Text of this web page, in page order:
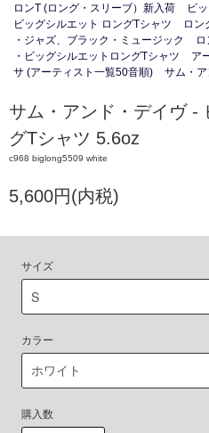
ロンT (ロング・スリーブ）新入荷
ビ
ビッグシルエット ロングTシャツ
ロン
・ジャズ、ブラック・ミュージック
・ビッグシルエットロングTシャツ
ア
サ (アーティスト一覧50音順)
サム・
サム・アンド・デイヴ -
グTシャツ 5.6oz
c968 biglong5509 white
5,600円(内税)
サイズ
カラー
購入数